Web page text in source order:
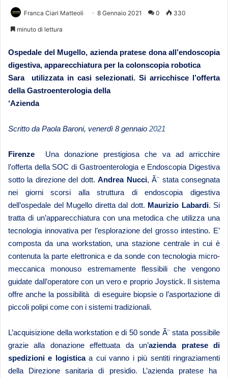
Franca Ciari Matteoli 8 Gennaio 2021 0 330
minuto di lettura
Ospedale del Mugello, azienda pratese dona all’endoscopia
digestiva, apparecchiatura per la colonscopia robotica
Sara utilizzata in casi selezionati. Si arricchisce l’offerta
della Gastroenterologia della
‘Azienda
Scritto da Paola Baroni, venerdì 8 gennaio 2021
Firenze
Una donazione prestigiosa che va ad arricchire
l’offerta della SOC di Gastroenterologia e Endoscopia Digestiva
sotto la direzione del dott.Andrea Nucci, Ã¨ stata consegnata
nei giorni scorsi alla struttura di endoscopia digestiva
dell’ospedale del Mugello diretta dal dott. Maurizio Labardi. Si
tratta di un’apparecchiatura con una metodica che utilizza una
tecnologia innovativa per l’esplorazione del grosso intestino. E’
composta da una workstation, una stazione centrale in cui è
contenuta la parte elettronica e da sonde con tecnologia micro-
meccanica monouso estremamente flessibili che vengono
guidate dall’operatore con un vero e proprio Joystick. Il sistema
offre anche la possibilità di eseguire biopsie o l’asportazione di
piccoli polipi come con i sistemi tradizionali.
L’acquisizione della workstation e di 50 sonde Ã¨ stata possibile
grazie alla donazione effettuata da un’azienda pratese di
spedizioni e logisticaa cui vanno i più sentiti ringraziamenti
della Direzione sanitaria di presidio. L’azienda pratese ha